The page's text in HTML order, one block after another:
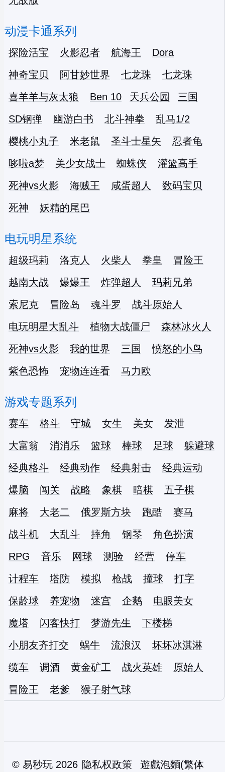
动漫卡通系列
探险活宝 火影忍者 航海王
Dora
神奇宝贝
阿甘妙世界 七龙珠
七龙珠
喜羊羊与灰太狼
Ben 10 天兵公园
三国
SD钢弹
幽游白书 北斗神拳
乱马1/2
樱桃小丸子
米老鼠 圣斗士星矢
忍者龟
哆啦a梦
美少女战士 蜘蛛侠
灌篮高手
死神vs火影
海贼王 咸蛋超人
数码宝贝
死神
妖精的尾巴
电玩明星系统
超级玛莉 洛克人 火柴人 拳皇
冒险王
越南大战
爆爆王 炸弹超人
玛莉兄弟
索尼克
冒险岛 魂斗罗
战斗原始人
电玩明星大乱斗
植物大战僵尸
森林冰火人
死神vs火影
我的世界 三国
愤怒的小鸟
紫色恐怖
宠物连连看 马力欧
游戏专题系列
赛车 格斗 守城 女生 美女
发泄
大富翁
消消乐 篮球 棒球 足球
躲避球
经典格斗
经典动作 经典射击
经典运动
爆脑
闯关 战略 象棋 暗棋
五子棋
麻将
大老二 俄罗斯方块 跑酷
赛马
战斗机
大乱斗 摔角 钢琴
角色扮演
RPG
音乐 网球 测验 经营
停车
计程车
塔防 模拟 枪战 撞球
打字
保龄球
养宠物 迷宫 企鹅
电眼美女
魔塔
闪客快打 梦游先生
下楼梯
小朋友齐打交
蜗牛 流浪汉
坏坏冰淇淋
缆车
调酒 黄金矿工 战火英雄
原始人
冒险王
老爹 猴子射气球
© 易秒玩 2026 隐私权政策 遊戲泡麵(繁体